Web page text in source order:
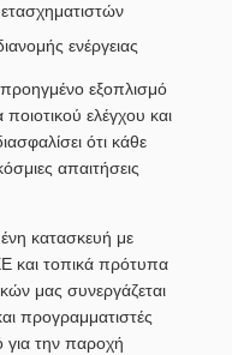
ενέργειας
εξοπλισμό
ελέγχου και
ότι κάθε
απαιτήσεις
κατασκευή με
και τοπικά πρότυπα
μας συνεργάζεται
προγραμματιστές
για την παροχή